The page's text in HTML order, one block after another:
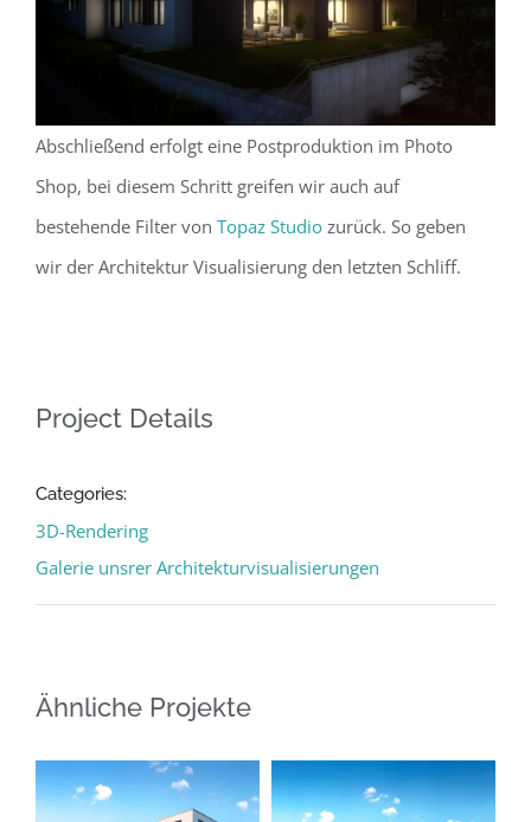
Abschließend erfolgt eine Postproduktion im Photo
Shop, bei diesem Schritt greifen wir auch auf
bestehende Filter von Topaz Studio zurück. So geben
wir der Architektur Visualisierung den letzten Schliff.
Project Details
Categories:
3D-Rendering
Galerie unsrer Architekturvisualisierungen
Ähnliche Projekte